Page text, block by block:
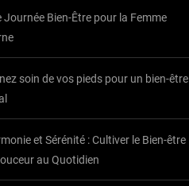
Journée Bien-Être pour la Femme
soin de vos pieds pour un bien-être
et Sérénité : Cultiver le Bien-être
au Quotidien